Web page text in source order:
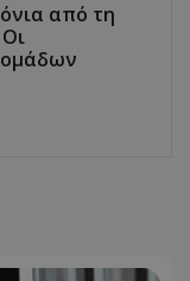
από τη